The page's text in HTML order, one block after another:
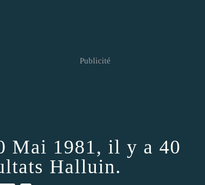
Publicité
Mai 1981, il y a 40
Halluin.